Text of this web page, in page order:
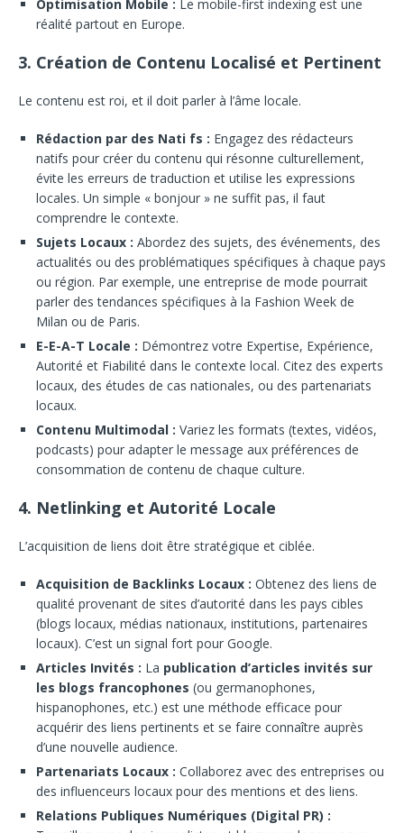
Optimisation Mobile : Le mobile-first indexing est une
réalité partout en Europe.
3. Création de Contenu Localisé et Pertinent
Le contenu est roi, et il doit parler à l’âme locale.
Rédaction par des Nati fs : Engagez des rédacteurs
natifs pour créer du contenu qui résonne culturellement,
évite les erreurs de traduction et utilise les expressions
locales. Un simple « bonjour » ne suffit pas, il faut
comprendre le contexte.
Sujets Locaux : Abordez des sujets, des événements, des
actualités ou des problématiques spécifiques à chaque pays
ou région. Par exemple, une entreprise de mode pourrait
parler des tendances spécifiques à la Fashion Week de
Milan ou de Paris.
E-E-A-T Locale : Démontrez votre Expertise, Expérience,
Autorité et Fiabilité dans le contexte local. Citez des experts
locaux, des études de cas nationales, ou des partenariats
locaux.
Contenu Multimodal : Variez les formats (textes, vidéos,
podcasts) pour adapter le message aux préférences de
consommation de contenu de chaque culture.
4. Netlinking et Autorité Locale
L’acquisition de liens doit être stratégique et ciblée.
Acquisition de Backlinks Locaux : Obtenez des liens de
qualité provenant de sites d’autorité dans les pays cibles
(blogs locaux, médias nationaux, institutions, partenaires
locaux). C’est un signal fort pour Google.
Articles Invités : La publication d’articles invités sur
les blogs francophones (ou germanophones,
hispanophones, etc.) est une méthode efficace pour
acquérir des liens pertinents et se faire connaître auprès
d’une nouvelle audience.
Partenariats Locaux : Collaborez avec des entreprises ou
des influenceurs locaux pour des mentions et des liens.
Relations Publiques Numériques (Digital PR) :